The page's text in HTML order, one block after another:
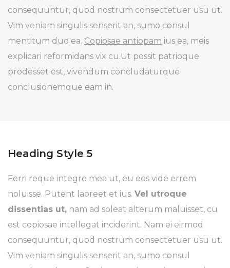
consequuntur, quod nostrum consectetuer usu ut.
Vim veniam singulis senserit an, sumo consul
mentitum duo ea. Copiosae antiopam ius ea, meis
explicari reformidans vix cu.Ut possit patrioque
prodesset est, vivendum concludaturque
conclusionemque eam in.
Heading Style 5
Ferri reque integre mea ut, eu eos vide errem
noluisse. Putent laoreet et ius. Vel utroque
dissentias ut, nam ad soleat alterum maluisset, cu
est copiosae intellegat inciderint. Nam ei eirmod
consequuntur, quod nostrum consectetuer usu ut.
Vim veniam singulis senserit an, sumo consul